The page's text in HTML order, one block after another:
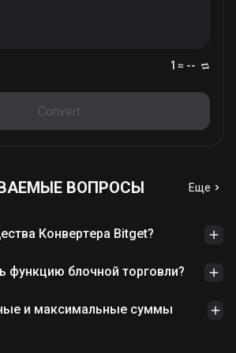
1 ≈ --
Convert
ВОПРОСЫ Еще
Конвертера Bitget?
функцию блочной торговли?
и максимальные суммы